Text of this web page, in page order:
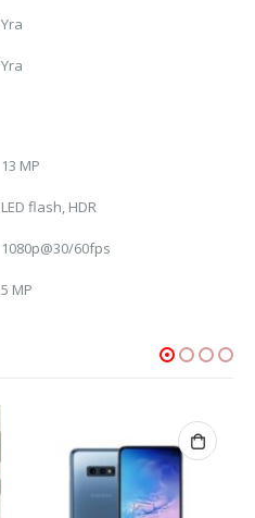
Yra
Yra
13 MP
LED flash, HDR
1080p@30/60fps
5 MP